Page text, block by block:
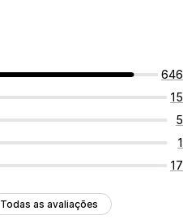
646
15
5
1
17
Todas as avaliações